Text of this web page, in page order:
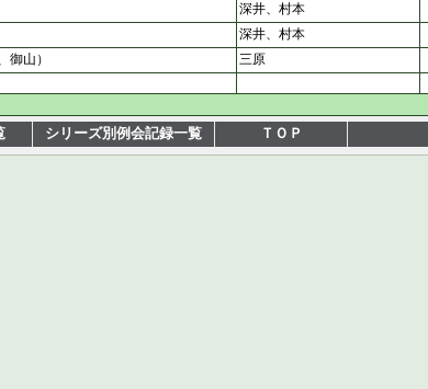
深井、村本
深井、村本
御山） 三原
シリーズ別例会記録一覧 ＴＯＰ